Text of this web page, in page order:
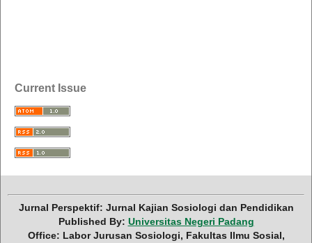
Current Issue
Jurnal Perspektif: Jurnal Kajian Sosiologi dan Pendidikan
Published By: Universitas Negeri Padang
Office: Labor Jurusan Sosiologi, Fakultas Ilmu Sosial,